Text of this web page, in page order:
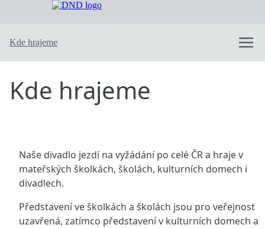
Dobře naladěné divadlo
Nabízené pohádky
Inscenace “V dešti“
O divadle
Kde hrajeme
Napsali o nás
Kontaktujte nás
Kde hrajeme
Naše divadlo jezdí na vyžádání po celé ČR a hraje v
mateřských školkách, školách, kulturních domech i
divadlech.
Představení ve školkách a školách jsou pro veřejnost
uzavřená, zatímco představení v kulturních domech a